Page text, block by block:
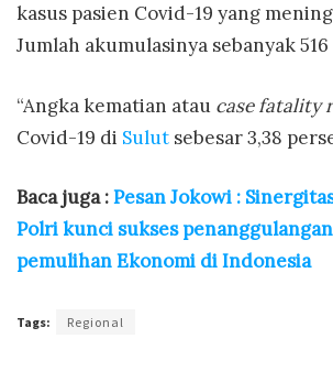
kasus pasien Covid-19 yang
Jumlah akumulasinya sebanyak
“Angka kematian atau case fatality
Covid-19 di Sulut sebesar 3,38
Baca juga :Pesan Jokowi :
Polri kunci sukses
pemulihan Ekonomi di Indonesia
Tags: Regional